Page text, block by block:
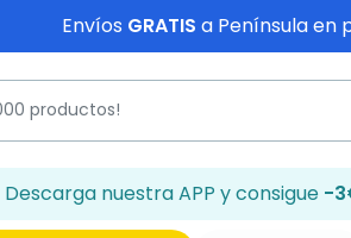
Envíos GRATIS a Península en
Descarga nuestra APP y consigue -